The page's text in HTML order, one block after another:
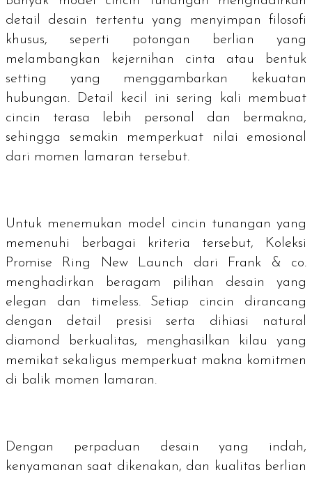
detail desain tertentu yang menyimpan filosofi
khusus, seperti potongan berlian yang
melambangkan kejernihan cinta atau bentuk
setting yang menggambarkan kekuatan
hubungan. Detail kecil ini sering kali membuat
cincin terasa lebih personal dan bermakna,
sehingga semakin memperkuat nilai emosional
dari momen lamaran tersebut.
Untuk menemukan model cincin tunangan yang
memenuhi berbagai kriteria tersebut, Koleksi
Promise Ring New Launch dari Frank & co.
menghadirkan beragam pilihan desain yang
elegan dan timeless. Setiap cincin dirancang
dengan detail presisi serta dihiasi natural
diamond berkualitas, menghasilkan kilau yang
memikat sekaligus memperkuat makna komitmen
di balik momen lamaran.
Dengan perpaduan desain yang indah,
kenyamanan saat dikenakan, dan kualitas berlian